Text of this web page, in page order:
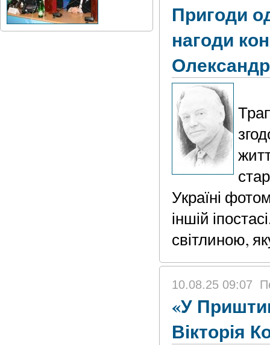
Пригоди
нагоди
Україні
іншій
світлиною,
10.08.25 09:07
«У
Вікторія